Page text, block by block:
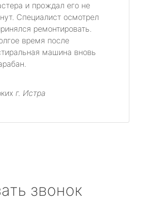
и прождал его не
Специалист осмотрел
ремонтировать.
время после
машина вновь
г. Истра
звонок